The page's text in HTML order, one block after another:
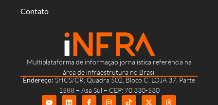
Multiplataforma de informação jornalística referência na
área de infraestrutura no Brasil
Endereço: SHCS/CR, Quadra 502, Bloco C, LOJA 37, Parte
1588 – Asa Sul – CEP: 70.330-530
Contato